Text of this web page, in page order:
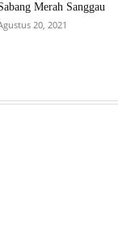
Merah Sanggau
20, 2021